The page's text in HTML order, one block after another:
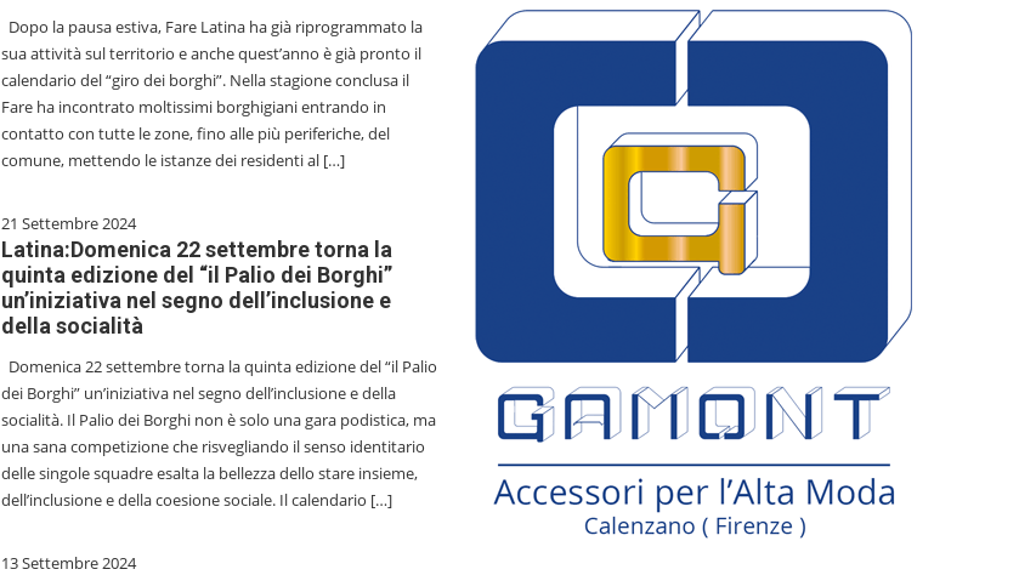
Dopo la pausa estiva, Fare Latina ha già riprogrammato la
sua attività sul territorio e anche quest’anno è già pronto il
calendario del “giro dei borghi”. Nella stagione conclusa il
Fare ha incontrato moltissimi borghigiani entrando in
contatto con tutte le zone, fino alle più periferiche, del
comune, mettendo le istanze dei residenti al […]
21 Settembre 2024
Latina:Domenica 22 settembre torna la
quinta edizione del “il Palio dei Borghi”
un’iniziativa nel segno dell’inclusione e
della socialità
Domenica 22 settembre torna la quinta edizione del “il Palio
dei Borghi” un’iniziativa nel segno dell’inclusione e della
socialità. Il Palio dei Borghi non è solo una gara podistica, ma
una sana competizione che risvegliando il senso identitario
delle singole squadre esalta la bellezza dello stare insieme,
dell’inclusione e della coesione sociale. Il calendario […]
13 Settembre 2024